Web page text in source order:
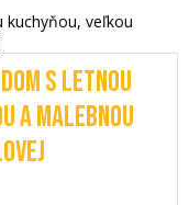
S LETNOU
A MALEBNOU